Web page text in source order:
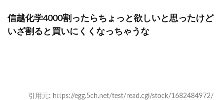
信越化学4000割ったらちょっと欲しいと思ったけど
いざ割ると買いにくくなっちゃうな
引用元: https://egg.5ch.net/test/read.cgi/stock/1682484972/